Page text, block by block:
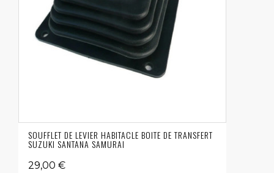
SOUFFLET DE LEVIER HABITACLE BOITE DE TRANSFERT
SUZUKI SANTANA SAMURAI
29,00 €